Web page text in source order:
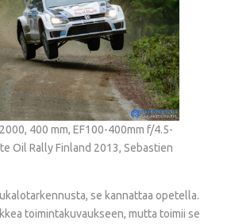
400 mm, EF100-400mm f/4.5-
Oil Rally Finland 2013, Sebastien
se kannattaa opetella.
toimintakuvaukseen, mutta toimii se